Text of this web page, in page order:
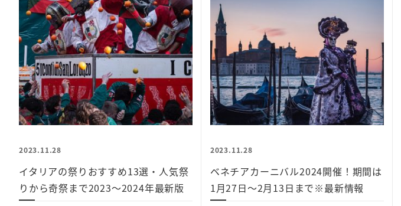
2023.11.28
イタリアの祭りおすすめ13選・人気祭
りから奇祭まで2023～2024年最新版
2023.11.28
ベネチアカーニバル2024開催！期間は
1月27日～2月13日まで※最新情報